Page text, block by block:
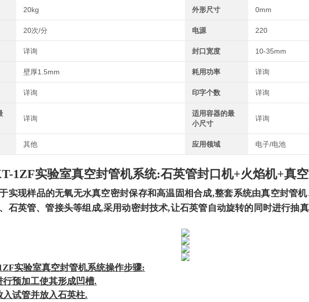
20kg 外形尺寸 0mm
20次/分 电源 220
详询 封口宽度 10-35mm
壁厚1.5mm 耗用功率 详询
详询 印字个数 详询
详询
适用容器的最
小尺寸
详询
其他 应用领域 电子/电池
1ZF实验室真空封管机系统:石英管封口机+火焰机+真
实现样品的无氧无水真空密封保存和高温固相合成,整套系统由真空封管
石英管、管接头等组成,采用动密封技术,让石英管自动旋转的同时进行抽
实验室真空封管机系统操作步骤:
行预加工使其形成凹槽.
入试管并放入石英柱.